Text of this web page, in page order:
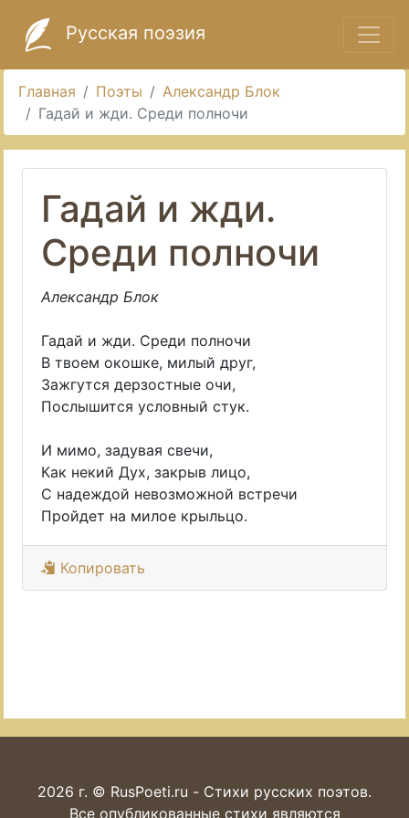
Русская поэзия
Главная Поэты
Александр Блок
Гадай и жди. Среди полночи
Гадай и жди.
Среди полночи
Александр Блок
Гадай и жди. Среди полночи
В твоем окошке, милый друг,
Зажгутся дерзостные очи,
Послышится условный стук.
И мимо, задувая свечи,
Как некий Дух, закрыв лицо,
С надеждой невозможной встречи
Пройдет на милое крыльцо.
Копировать
2026 г. © RusPoeti.ru - Стихи русских поэтов.
Все опубликованные стихи являются